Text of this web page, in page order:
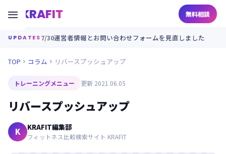
KRAFIT 無料相談

UPDATES 7/30運営者情報とお問い合わせフォームを見直しました
TOP  コラム  リバースプッシュアップ
トレーニングメニュー 更新 2021.06.05
リバースプッシュアップ
K KRAFIT編集部
フィットネス比較検索サイト KRAFIT